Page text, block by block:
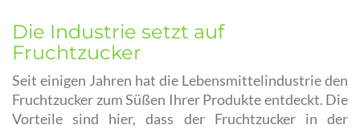
Die Industrie setzt auf
Fruchtzucker
Seit einigen Jahren hat die Lebensmittelindustrie den
Fruchtzucker zum Süßen Ihrer Produkte entdeckt. Die
Vorteile sind hier, dass der Fruchtzucker in der